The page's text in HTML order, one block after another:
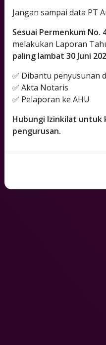
1Cek Nama
2Simulasi Akta
3Minta Proposal
Jangan sampai data PT
Sesuai Permenkum No.
melakukan Laporan
paling lambat 30 Juni
✅ Dibantu penyusunan
✅ Akta Notaris
✅ Pelaporan ke AHU
Hubungi Izinkilat untuk
pengurusan.